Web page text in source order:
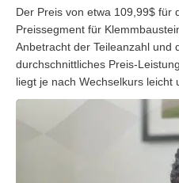
Der Preis von etwa 109,99$ für
Preissegment für
Anbetracht der Teileanzahl und
durchschnittliches Preis-
liegt je nach Wechselkurs leicht